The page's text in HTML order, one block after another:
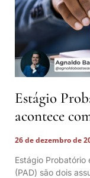
Estágio
acontece
26 de dezembro de
Estágio Probatório
(PAD) são dois